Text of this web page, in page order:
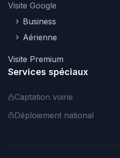
Visite Google
Business
Aérienne
Visite Premium
Services spéciaux
Captation voirie
Déploiement national